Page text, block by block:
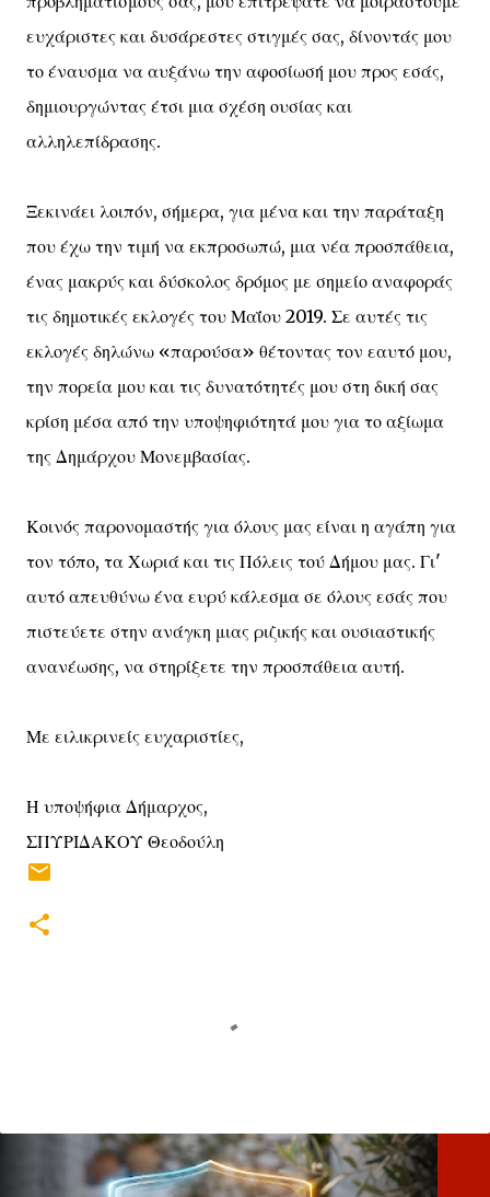
ευχάριστες και δυσάρεστες στιγμές σας, δίνοντάς μου
το έναυσμα να αυξάνω την αφοσίωσή μου προς εσάς,
δημιουργώντας έτσι μια σχέση ουσίας και
αλληλεπίδρασης.
Ξεκινάει λοιπόν, σήμερα, για μένα και την παράταξη
που έχω την τιμή να εκπροσωπώ, μια νέα προσπάθεια,
ένας μακρύς και δύσκολος δρόμος με σημείο αναφοράς
τις δημοτικές εκλογές του Μαΐου 2019. Σε αυτές τις
εκλογές δηλώνω «παρούσα» θέτοντας τον εαυτό μου,
την πορεία μου και τις δυνατότητές μου στη δική σας
κρίση μέσα από την υποψηφιότητά μου για το αξίωμα
της Δημάρχου Μονεμβασίας.
Κοινός παρονομαστής για όλους μας είναι η αγάπη για
τον τόπο, τα Χωριά και τις Πόλεις τού Δήμου μας. Γι'
αυτό απευθύνω ένα ευρύ κάλεσμα σε όλους εσάς που
πιστεύετε στην ανάγκη μιας ριζικής και ουσιαστικής
ανανέωσης, να στηρίξετε την προσπάθεια αυτή.
Με ειλικρινείς ευχαριστίες,
Η υποψήφια Δήμαρχος,
ΣΠΥΡΙΔΑΚΟΥ Θεοδούλη
λ